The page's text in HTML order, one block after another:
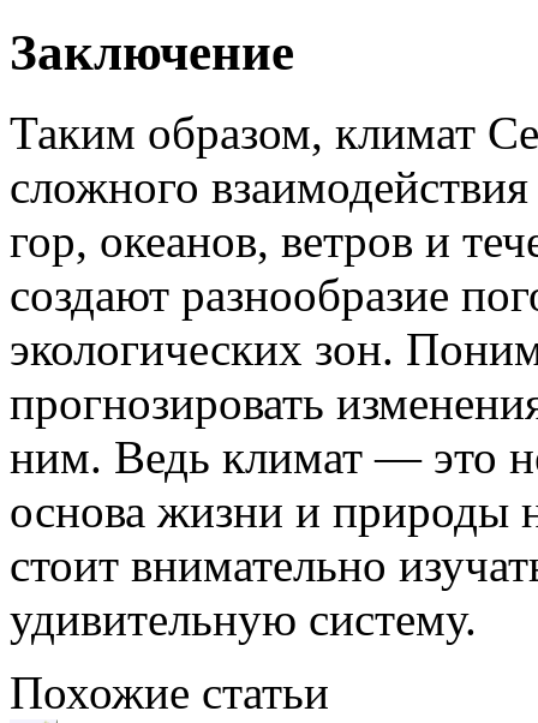
Заключение
Таким образом, климат
сложного
гор, океанов, ветров и
создают разнообразие
экологических зон.
прогнозировать
ним. Ведь климат — это
основа жизни и природы
стоит внимательно
удивительную систему.
Похожие статьи